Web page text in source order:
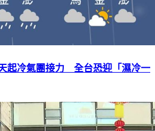
起冷氣團接力 全台恐迎「濕冷一